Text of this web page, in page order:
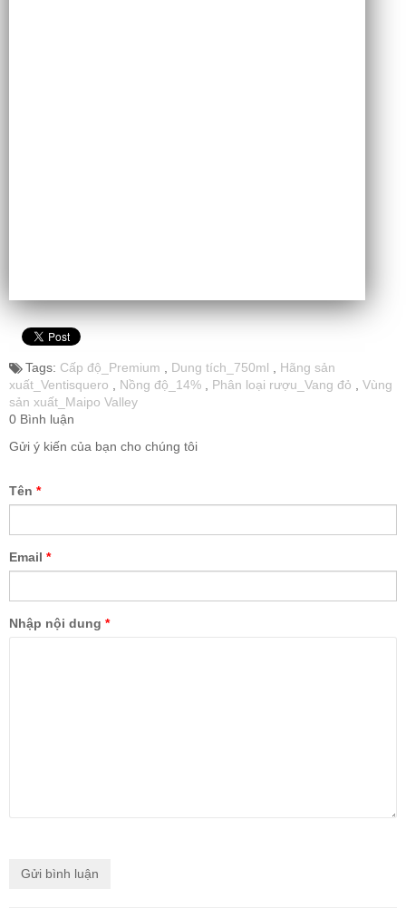
Tags: Cấp độ_Premium Dung tích_750ml
Hãng sản
xuất_Ventisquero
Nồng độ_14% Phân loại rượu_Vang đỏ
Vùng
sản xuất_Maipo Valley
0 Bình luận
Gửi ý kiến của bạn cho chúng tôi
Tên *
Email *
Nhập nội dung *